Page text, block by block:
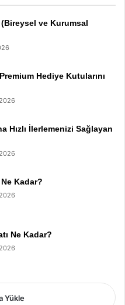
(Bireysel ve Kurumsal
Hediye Kutularını
Hızlı İlerlemenizi Sağlayan
Kadar?
Ne Kadar?
Yükle